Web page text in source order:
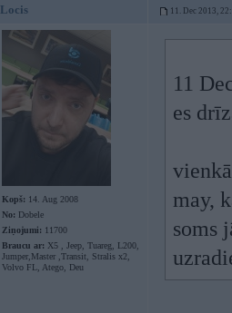
Locis 11. Dec 2013,
Kopš: 14. Aug 2008
No: Dobele
Ziņojumi: 11700
Braucu ar: X5 , Jeep, Tuareg, L200,
Jumper,Master ,Transit, Stralis x2,
Volvo FL, Atego, Deu
11
es
may,
soms